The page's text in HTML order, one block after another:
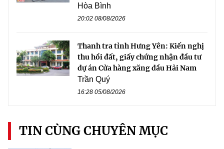
Hòa Bình
20:02 08/08/2026
Thanh tra tỉnh Hưng Yên: Kiến nghị
thu hồi đất, giấy chứng nhận đầu tư
dự án Cửa hàng xăng dầu Hải Nam
Trần Quý
16:28 05/08/2026
TIN CÙNG CHUYÊN MỤC